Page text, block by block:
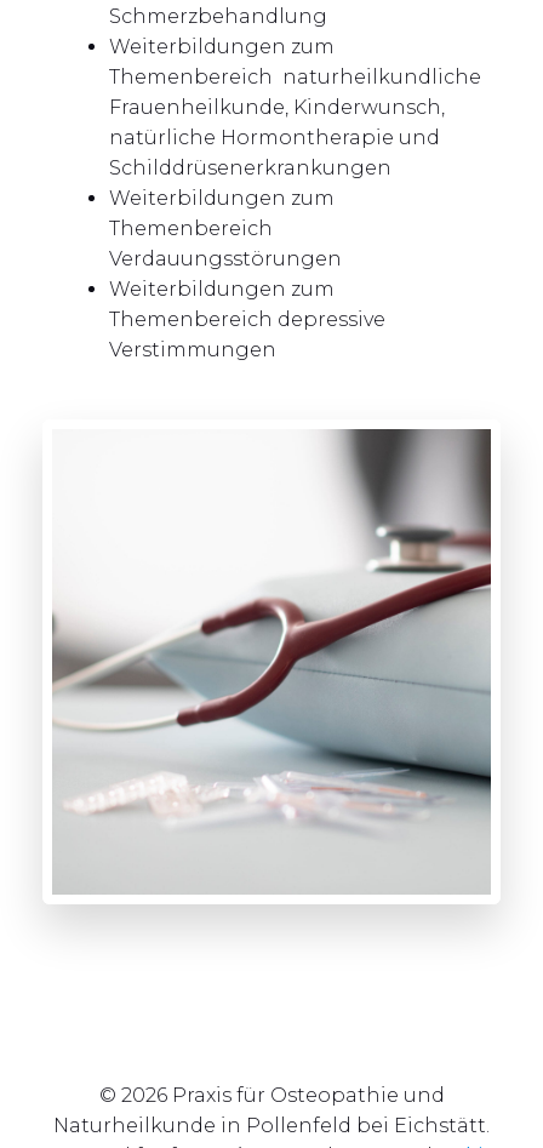
Schmerzbehandlung
Weiterbildungen zum
Themenbereich naturheilkundliche
Frauenheilkunde, Kinderwunsch,
natürliche Hormontherapie und
Schilddrüsenerkrankungen
Weiterbildungen zum
Themenbereich
Verdauungsstörungen
Weiterbildungen zum
Themenbereich depressive
Verstimmungen
© 2026 Praxis für Osteopathie und
Naturheilkunde in Pollenfeld bei Eichstätt.